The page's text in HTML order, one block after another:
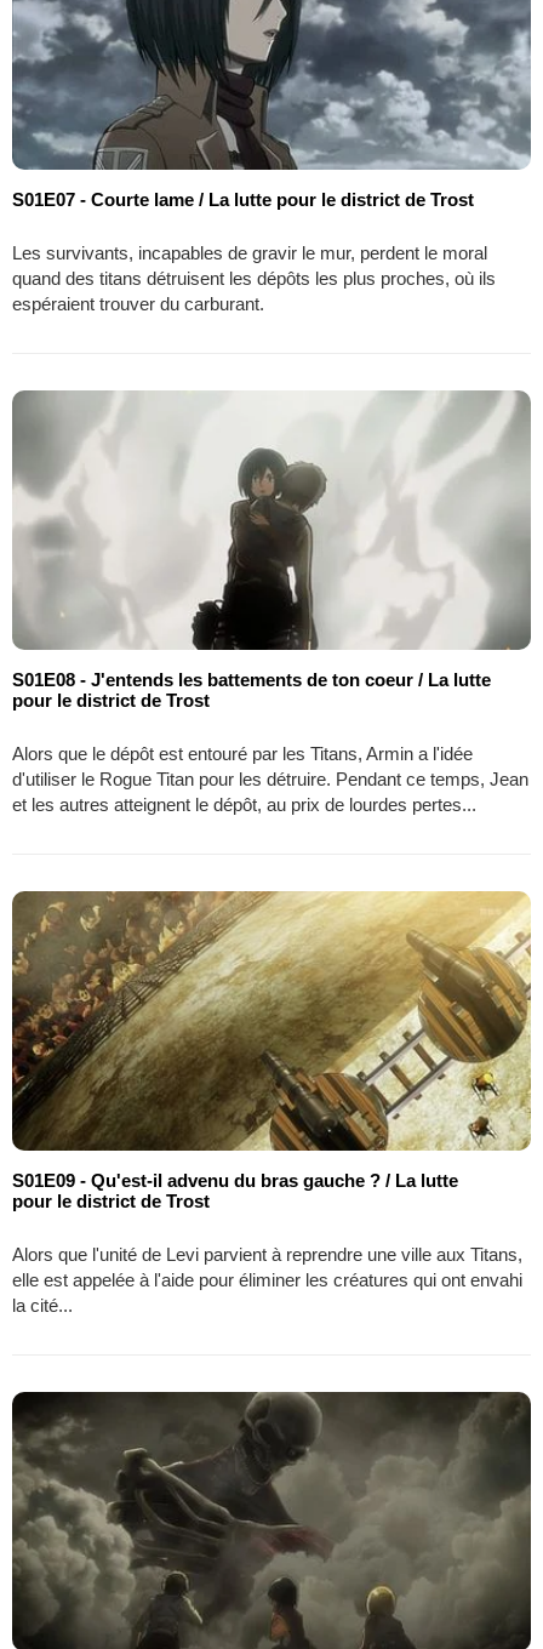
S01E07 - Courte lame / La lutte pour le district de Trost
Les survivants, incapables de gravir le mur, perdent le moral
quand des titans détruisent les dépôts les plus proches, où ils
espéraient trouver du carburant.
S01E08 - J'entends les battements de ton coeur / La lutte
pour le district de Trost
Alors que le dépôt est entouré par les Titans, Armin a l'idée
d'utiliser le Rogue Titan pour les détruire. Pendant ce temps, Jean
et les autres atteignent le dépôt, au prix de lourdes pertes...
S01E09 - Qu'est-il advenu du bras gauche ? / La lutte
pour le district de Trost
Alors que l'unité de Levi parvient à reprendre une ville aux Titans,
elle est appelée à l'aide pour éliminer les créatures qui ont envahi
la cité...